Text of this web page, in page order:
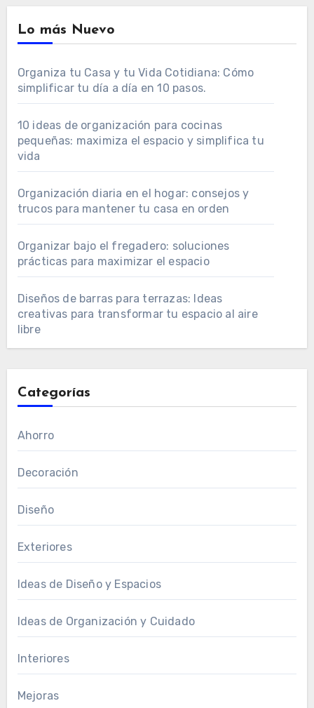
Lo más Nuevo
Organiza tu Casa y tu Vida Cotidiana: Cómo
simplificar tu día a día en 10 pasos.
10 ideas de organización para cocinas
pequeñas: maximiza el espacio y simplifica tu
vida
Organización diaria en el hogar: consejos y
trucos para mantener tu casa en orden
Organizar bajo el fregadero: soluciones
prácticas para maximizar el espacio
Diseños de barras para terrazas: Ideas
creativas para transformar tu espacio al aire
libre
Categorías
Ahorro
Decoración
Diseño
Exteriores
Ideas de Diseño y Espacios
Ideas de Organización y Cuidado
Interiores
Mejoras